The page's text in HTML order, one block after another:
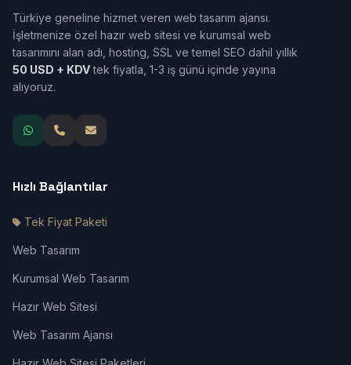
Türkiye geneline hizmet veren web tasarım ajansı.
İşletmenize özel hazır web sitesi ve kurumsal web
tasarımını alan adı, hosting, SSL ve temel SEO dahil yıllık
50 USD + KDVtek fiyatla, 1-3 iş günü içinde yayına
alıyoruz.
Hızlı Bağlantılar
Tek Fiyat Paketi
Web Tasarım
Kurumsal Web Tasarım
Hazır Web Sitesi
Web Tasarım Ajansı